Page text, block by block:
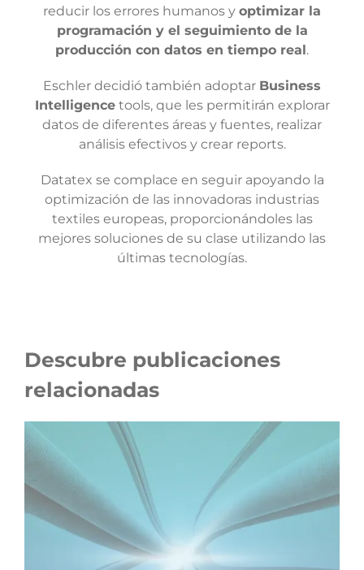
reducir los errores humanos y optimizar la
programación y el seguimiento de la
producción con datos en tiempo real.
Eschler decidió también adoptar Business
Intelligencetools, que les permitirán explorar
datos de diferentes áreas y fuentes, realizar
análisis efectivos y crear reports.
Datatex se complace en seguir apoyando la
optimización de las innovadoras industrias
textiles europeas, proporcionándoles las
mejores soluciones de su clase utilizando las
últimas tecnologías.
Descubre publicaciones
relacionadas